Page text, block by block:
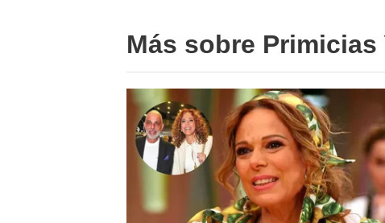
Más sobre Primicias